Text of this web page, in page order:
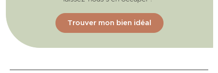
Trouver mon bien idéal